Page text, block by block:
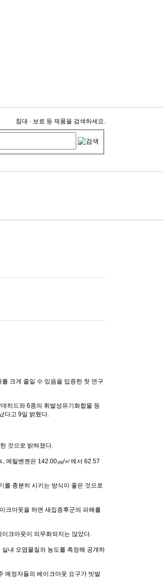
침대 · 보료 등 제품을 검색하세요.
크게 줄일 수 있음을 입증한 첫 연구
히드와 6종의 휘발성유기화합물 등
다고 9일 밝혔다.
것으로 밝혀졌다.
에틸벤젠은 142.00㎍/㎥에서 62.57
충분히 시키는 방식이 좋은 것으로
크아웃을 하면 새집증후군의 피해를
크아웃이 의무화되지는 않았다.
내 오염물질의 농도를 측정해 공개하
예정자들의 베이크아웃 요구가 빗발